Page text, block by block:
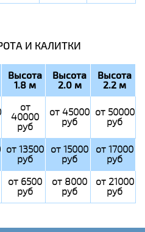
И КАЛИТКИ
Высота
1.8 м
Высота
2.0 м
Высота
2.2 м
от
40000
руб
от 45000
руб
от 50000
руб
от 13500
руб
от 15000
руб
от 17000
руб
от 6500
руб
от 8000
руб
от 21000
руб